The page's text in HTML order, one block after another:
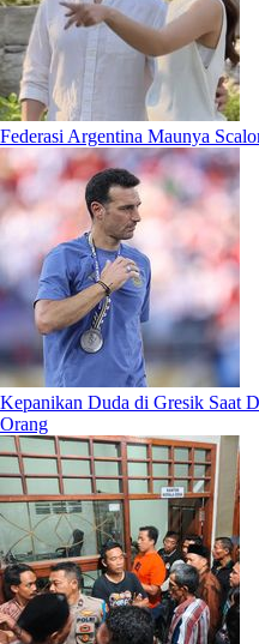
Federasi Argentina Maunya
Kepanikan Duda di Gresik Saat
Orang